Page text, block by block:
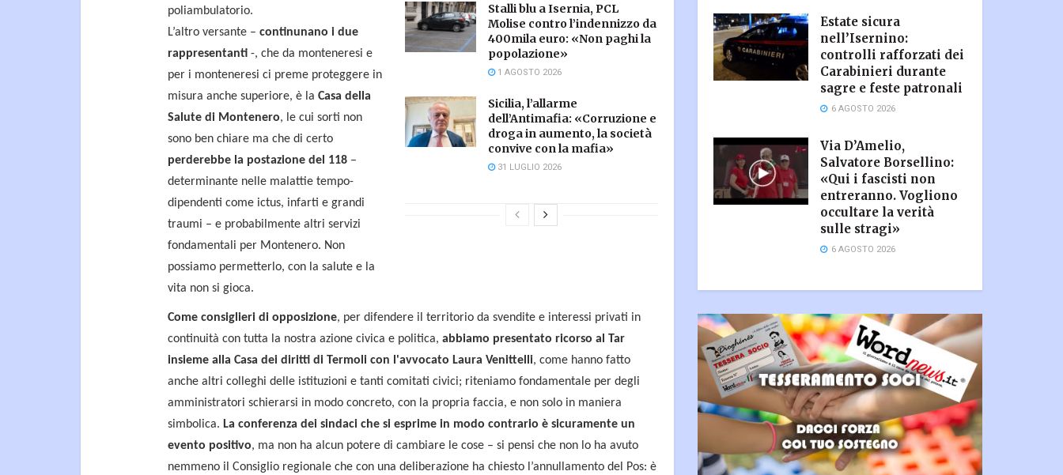
Stalli blu a Isernia, PCL
Molise contro l’indennizzo da
400mila euro: «Non paghi la
popolazione»
1 AGOSTO 2026
Sicilia, l’allarme
dell’Antimafia: «Corruzione e
droga in aumento, la società
convive con la mafia»
31 LUGLIO 2026
poliambulatorio.
L’altro versante – continunano i due
rappresentanti -, che da monteneresi e
per i monteneresi ci preme proteggere in
misura anche superiore, è la Casa della
Salute di Montenero, le cui sorti non
sono ben chiare ma che di certo
perderebbe la postazione del 118 –
determinante nelle malattie tempo-
dipendenti come ictus, infarti e grandi
traumi – e probabilmente altri servizi
fondamentali per Montenero. Non
possiamo permetterlo, con la salute e la
vita non si gioca.
Come consiglieri di opposizione, per difendere il territorio da svendite e interessi privati in
continuità con tutta la nostra azione civica e politica, abbiamo presentato ricorso al Tar
insieme alla Casa dei diritti di Termoli con l'avvocato Laura Venittelli, come hanno fatto
anche altri colleghi delle istituzioni e tanti comitati civici; riteniamo fondamentale per degli
amministratori schierarsi in modo concreto, con la propria faccia, e non solo in maniera
simbolica. La conferenza dei sindaci che si esprime in modo contrario è sicuramente un
evento positivo, ma non ha alcun potere di cambiare le cose – si pensi che non lo ha avuto
nemmeno il Consiglio regionale che con una deliberazione ha chiesto l’annullamento del Pos: è
Estate sicura
nell’Isernino:
controlli rafforzati dei
Carabinieri durante
sagre e feste patronali
6 AGOSTO 2026
Via D’Amelio,
Salvatore Borsellino:
«Qui i fascisti non
entreranno. Vogliono
occultare la verità
sulle stragi»
6 AGOSTO 2026